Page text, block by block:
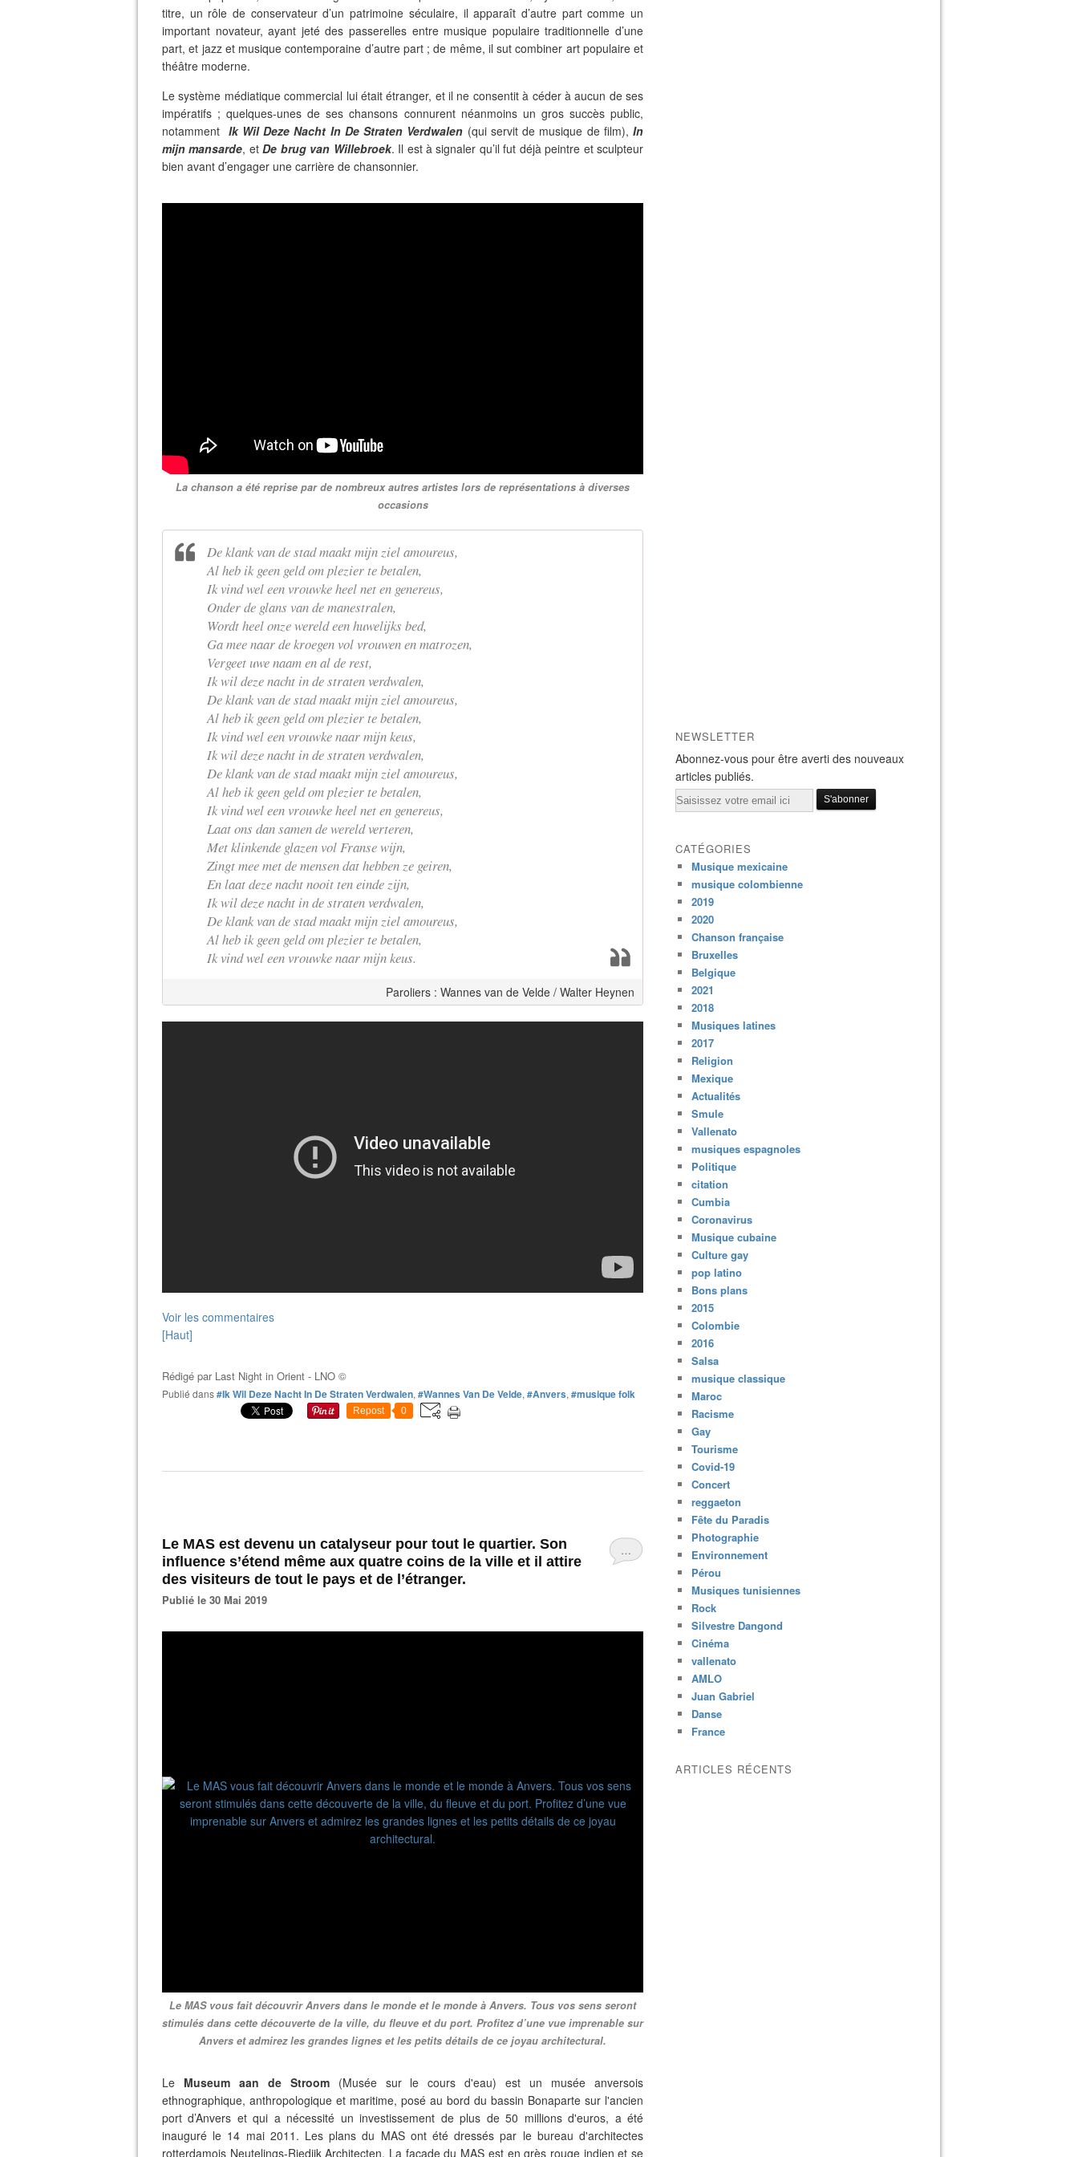
titre, un rôle de conservateur d’un patrimoine séculaire, il apparaît d’autre part comme un
important novateur, ayant jeté des passerelles entre musique populaire traditionnelle d’une
part, et jazz et musique contemporaine d’autre part ; de même, il sut combiner art populaire et
théâtre moderne.
Le système médiatique commercial lui était étranger, et il ne consentit à céder à aucun de ses
impératifs ; quelques-unes de ses chansons connurent néanmoins un gros succès public,
notamment Ik Wil Deze Nacht In De Straten Verdwalen (qui servit de musique de film), In
mijn mansarde, etDe brug van Willebroek. Il est à signaler qu’il fut déjà peintre et sculpteur
bien avant d’engager une carrière de chansonnier.
La chanson a été reprise par de nombreux autres artistes lors de représentations à diverses
occasions
De klank van de stad maakt mijn ziel amoureus,
Al heb ik geen geld om plezier te betalen,
Ik vind wel een vrouwke heel net en genereus,
Onder de glans van de manestralen,
Wordt heel onze wereld een huwelijks bed,
Ga mee naar de kroegen vol vrouwen en matrozen,
Vergeet uwe naam en al de rest,
Ik wil deze nacht in de straten verdwalen,
De klank van de stad maakt mijn ziel amoureus,
Al heb ik geen geld om plezier te betalen,
Ik vind wel een vrouwke naar mijn keus,
Ik wil deze nacht in de straten verdwalen,
De klank van de stad maakt mijn ziel amoureus,
Al heb ik geen geld om plezier te betalen,
Ik vind wel een vrouwke heel net en genereus,
Laat ons dan samen de wereld verteren,
Met klinkende glazen vol Franse wijn,
Zingt mee met de mensen dat hebben ze geiren,
En laat deze nacht nooit ten einde zijn,
Ik wil deze nacht in de straten verdwalen,
De klank van de stad maakt mijn ziel amoureus,
Al heb ik geen geld om plezier te betalen,
Ik vind wel een vrouwke naar mijn keus.
Paroliers : Wannes van de Velde / Walter Heynen
Voir les commentaires
[Haut]
Rédigé par Last Night in Orient - LNO ©
Publié dans#Ik Wil Deze Nacht In De Straten Verdwalen, #Wannes Van De Velde, #Anvers, #musique folk
Repost 0
…
Le MAS est devenu un catalyseur pour tout le quartier. Son
influence s’étend même aux quatre coins de la ville et il attire
des visiteurs de tout le pays et de l’étranger.
Publié le 30 Mai 2019
Le MAS vous fait découvrir Anvers dans le monde et le monde à Anvers. Tous vos sens seront
stimulés dans cette découverte de la ville, du fleuve et du port. Profitez d’une vue imprenable sur
Anvers et admirez les grandes lignes et les petits détails de ce joyau architectural.
Le Museum aan de Stroom(Musée sur le cours d'eau) est un musée anversois
ethnographique, anthropologique et maritime, posé au bord du bassin Bonaparte sur l'ancien
port d’Anvers et qui a nécessité un investissement de plus de 50 millions d'euros, a été
inauguré le 14 mai 2011. Les plans du MAS ont été dressés par le bureau d'architectes
rotterdamois Neutelings-Riedijk Architecten. La façade du MAS est en grès rouge indien et se
NEWSLETTER
Abonnez-vous pour être averti des nouveaux
articles publiés.
Email
CATÉGORIES
Musique mexicaine
musique colombienne
2019
2020
Chanson française
Bruxelles
Belgique
2021
2018
Musiques latines
2017
Religion
Mexique
Actualités
Smule
Vallenato
musiques espagnoles
Politique
citation
Cumbia
Coronavirus
Musique cubaine
Culture gay
pop latino
Bons plans
2015
Colombie
2016
Salsa
musique classique
Maroc
Racisme
Gay
Tourisme
Covid-19
Concert
reggaeton
Fête du Paradis
Photographie
Environnement
Pérou
Musiques tunisiennes
Rock
Silvestre Dangond
Cinéma
vallenato
AMLO
Juan Gabriel
Danse
France
ARTICLES RÉCENTS